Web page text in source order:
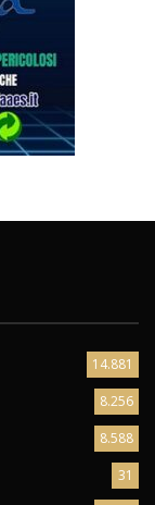
14.881
8.256
8.588
31